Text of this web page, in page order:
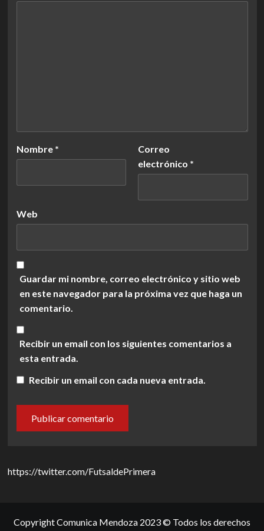
Nombre *
Correo
electrónico *
Web
Guardar mi nombre, correo electrónico y sitio web
en este navegador para la próxima vez que haga un
comentario.
Recibir un email con los siguientes comentarios a
esta entrada.
Recibir un email con cada nueva entrada.
https://twitter.com/FutsaldePrimera
Copyright Comunica Mendoza 2023 © Todos los derechos